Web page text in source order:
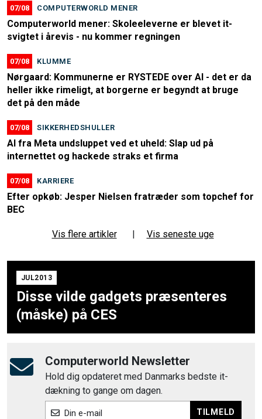
07/08 COMPUTERWORLD MENER
Computerworld mener: Skoleeleverne er blevet it-
svigtet i årevis - nu kommer regningen
07/08 KLUMME
Nørgaard: Kommunerne er RYSTEDE over AI - det er da
heller ikke rimeligt, at borgerne er begyndt at bruge
det på den måde
07/08 SIKKERHEDSHULLER
AI fra Meta undsluppet ved et uheld: Slap ud på
internettet og hackede straks et firma
07/08 KARRIERE
Efter opkøb: Jesper Nielsen fratræder som topchef for
BEC
Vis flere artikler | Vis seneste uge
JUL2013
Disse vilde gadgets præsenteres
(måske) på CES
Computerworld Newsletter
Hold dig opdateret med Danmarks bedste it-
dækning to gange om dagen.
Din e-mail TILMELD